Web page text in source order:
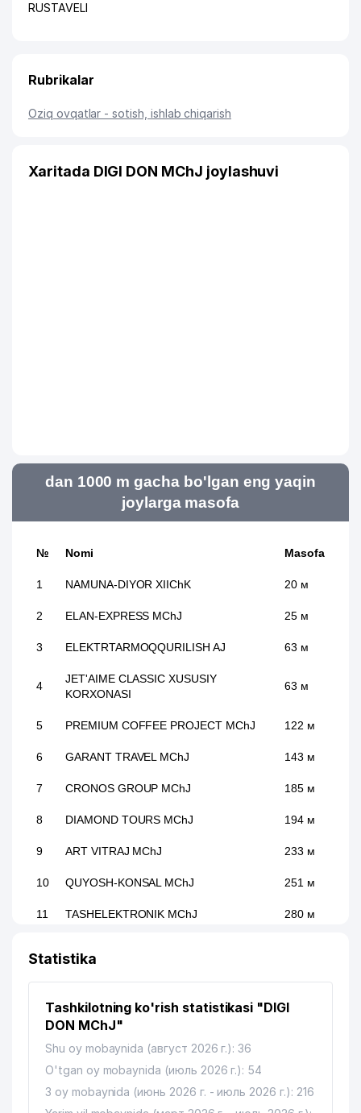
RUSTAVELI
Rubrikalar
Oziq ovqatlar - sotish, ishlab chiqarish
Xaritada DIGI DON MChJ joylashuvi
dan 1000 m gacha bo'lgan eng yaqin
joylarga masofa
№ Nomi Masofa
1 NAMUNA-DIYOR XIIChK 20 м
2 ELAN-EXPRESS MChJ 25 м
3 ELEKTRTARMOQQURILISH AJ 63 м
4
JET'AIME CLASSIC XUSUSIY
KORXONASI
63 м
5 PREMIUM COFFEE PROJECT MChJ 122 м
6 GARANT TRAVEL MChJ 143 м
7 CRONOS GROUP MChJ 185 м
8 DIAMOND TOURS MChJ 194 м
9 ART VITRAJ MChJ 233 м
10 QUYOSH-KONSAL MChJ 251 м
11 TASHELEKTRONIK MChJ 280 м
КОММУНАЛЬНО-
ЭКСПЛУАТАЦИОННОЕ BIRLASHMASI
14 VET-PROFI MChJ
O'ZBEKISTON RESPUBLIKASI IIV
MODDIY-TEXNIK VA HARBIY
335 м
Statistika
Tashkilotning ko'rish statistikasi "DIGI
DON MChJ"
Shu oy mobaynida (август 2026 г.): 36
O'tgan oy mobaynida (июль 2026 г.): 54
3 oy mobaynida (июнь 2026 г. - июль 2026 г.): 216